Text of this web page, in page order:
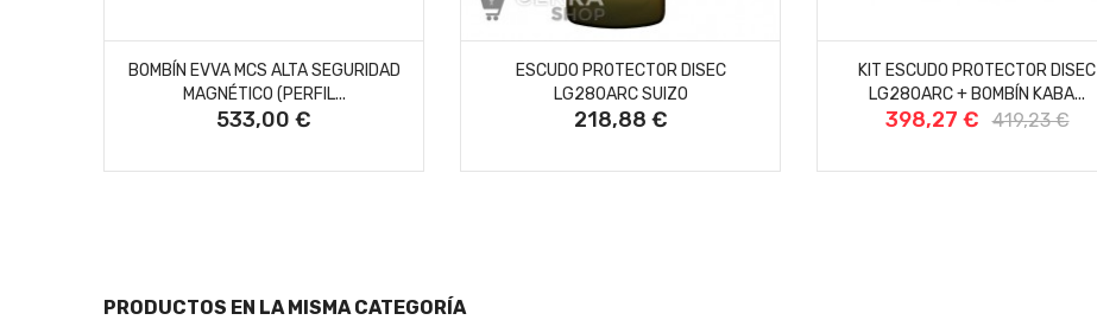
AÑADIR AL CARRITO
BOMBÍN EVVA MCS ALTA SEGURIDAD
MAGNÉTICO (PERFIL...
Precio
533,00 €
AÑADIR AL CARRITO
ESCUDO PROTECTOR DISEC
LG280ARC SUIZO
Precio
218,88 €
AÑADIR AL CARRITO
KIT ESCUDO PROTECTOR DISEC
LG280ARC + BOMBÍN KABA...
Precio
398,27 €
Precio
419,23 €
PRODUCTOS EN LA MISMA CATEGORÍA